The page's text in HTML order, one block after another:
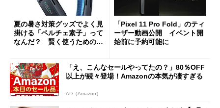
夏の暑さ対策グッズでよく見
掛ける「ペルチェ素子」って
なんだ？ 賢く使うための注
「Pixel 11 Pro Fold」のティ
ーザー動画公開 イベント開
始前に予約可能に
「え、こんなセールやってたの？」80％OFF
以上が続々登場！Amazonの本気が凄すぎる
AD（Amazon）